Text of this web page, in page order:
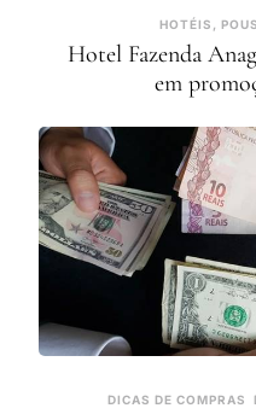
HOTÉIS,
Hotel Fazenda
em
DICAS DE COMPRAS